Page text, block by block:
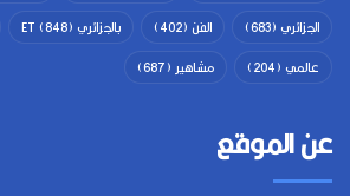
الجزائري (683) الفن (402) بالجزائري ET (848)
عالمي (204) مشاهير (687)
عن الموقع